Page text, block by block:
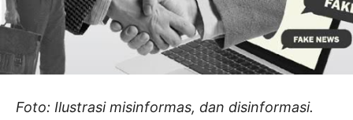
Foto: Ilustrasi misinformas, dan disinformasi.